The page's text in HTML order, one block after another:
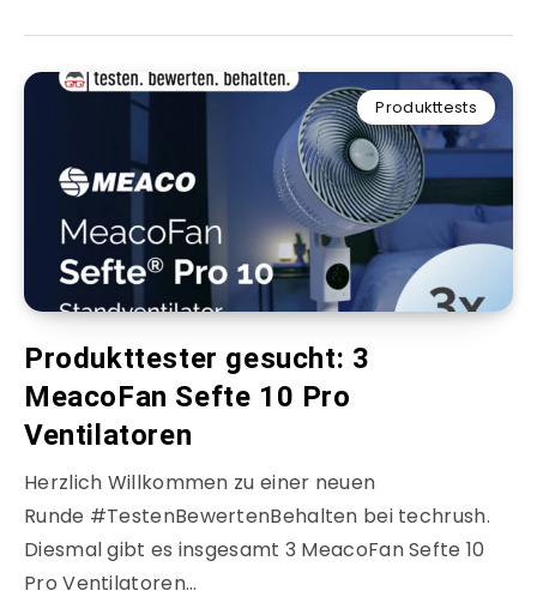
Produkttests
Produkttester gesucht: 3
MeacoFan Sefte 10 Pro
Ventilatoren
Herzlich Willkommen zu einer neuen
Runde #TestenBewertenBehalten bei techrush.
Diesmal gibt es insgesamt 3 MeacoFan Sefte 10
Pro Ventilatoren…